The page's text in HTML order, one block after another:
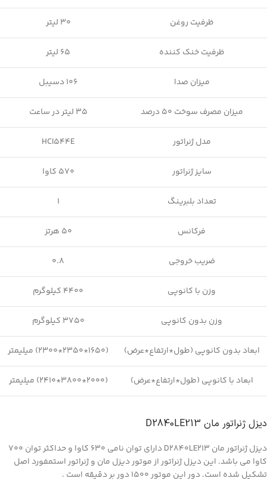
ظرفیت روغن 30 لیتر
ظرفیت خنک کننده 65 لیتر
میزان صدا 106 دسیبل
میزان مصرف سوخت 50 درصد 35 لیتر در ساعت
مدل ژنراتور HCI544E
سایز ژنراتور 570 کاوا
تعداد بلبرینگ 1
فرکانس 50 هرتز
ضریب خروجی 0.8
وزن با کانوپی 4400 کیلوگرم
وزن بدون کانوپی 3750 کیلوگرم
ابعاد بدون کانوپی (طول*ارتفاع*عرض) (1650*2350*2300) میلیمتر
ابعاد با کانوپی (طول*ارتفاع*عرض) (2000*3800*2410) میلیمتر
دیزل ژنراتور مان D2840LE213
دیزل ژنراتور مان D2840LE213 دارای توان نامی 630 کاوا و حداکثر توان 700
کاوا می باشد. این دیزل ژنراتور از موتور دیزل مان و ژنراتور استمفورد اصل
تشکیل شده است. دور این موتور 1500 دور بر دقیقه است .